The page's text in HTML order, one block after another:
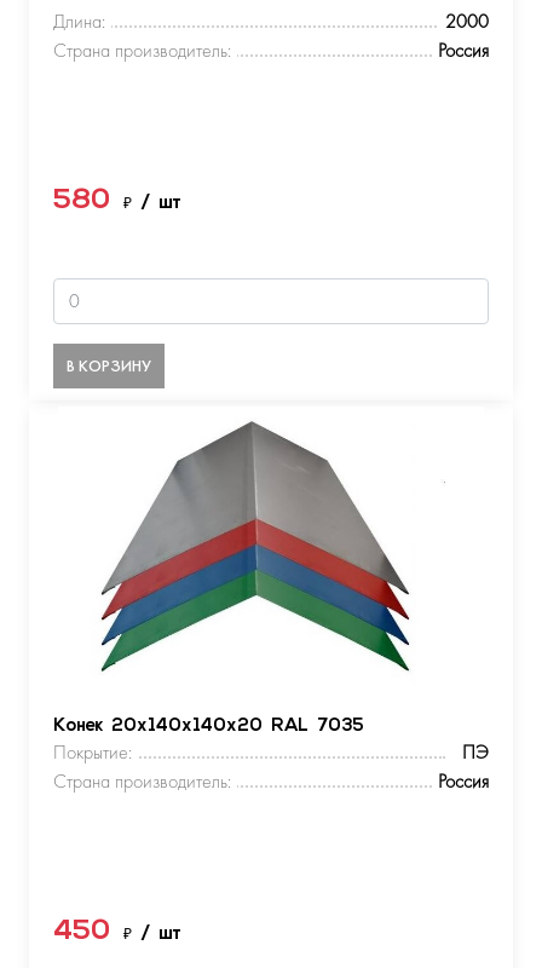
Длина:
2000
Страна производитель:
Россия
580 ₽ / шт
В КОРЗИНУ
Конек 20х140х140х20 RAL 7035
Покрытие:
ПЭ
Страна производитель:
Россия
450 ₽ / шт